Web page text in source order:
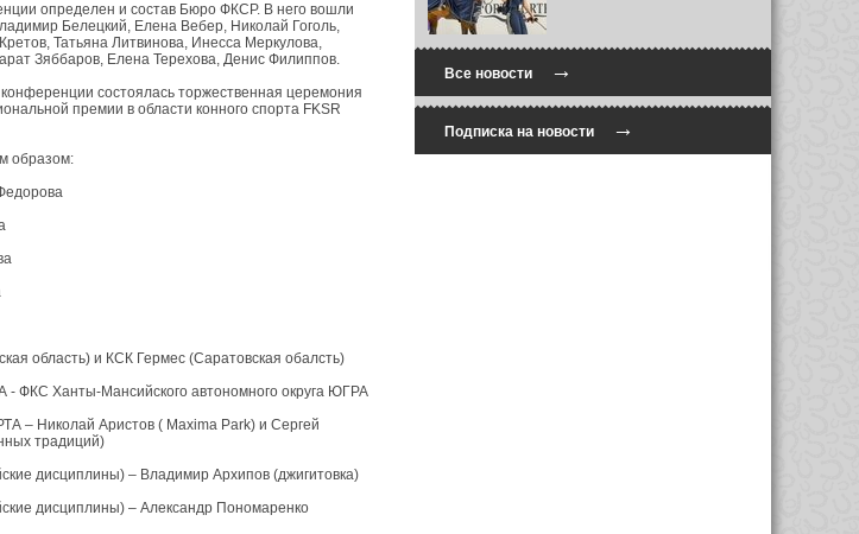
определен и состав Бюро ФКСР. В него вошли
Белецкий, Елена Вебер, Николай Гоголь,
Татьяна Литвинова, Инесса Меркулова,
Зяббаров, Елена Терехова, Денис Филиппов.
состоялась торжественная церемония
премии в области конного спорта FKSR
образом:
область) и КСК Гермес (Саратовская обалсть)
Ханты-Мансийского автономного округа ЮГРА
Николай Аристов ( Maxima Park) и Сергей
традиций)
дисциплины) – Владимир Архипов (джигитовка)
дисциплины) – Александр Пономаренко
Все новости→
Подписка на новости→